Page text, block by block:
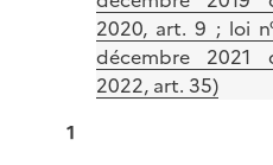
2020, art. 9 ; loi
décembre 2021
2022, art. 35)
1